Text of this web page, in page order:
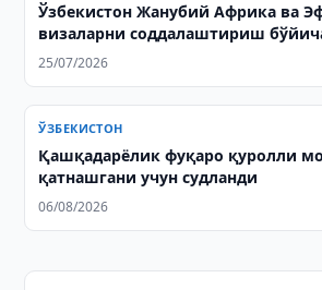
Ўзбекистон Жанубий Африка ва
визаларни соддалаштириш
олиб борди
25/07/2026
ЎЗБЕКИСТОН
Қашқадарёлик фуқаро қуролли
қатнашгани учун судланди
06/08/2026